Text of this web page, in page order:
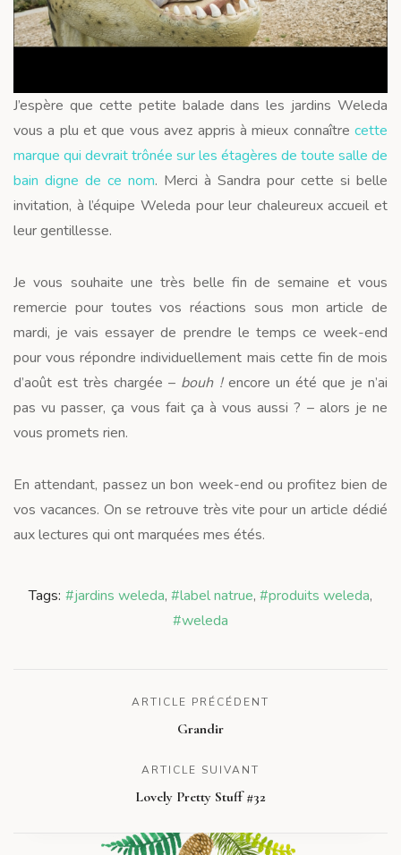
J’espère que cette petite balade dans les jardins Weleda
vous a plu et que vous avez appris à mieux connaître cette
marque qui devrait trônée sur les étagères de toute salle de
bain digne de ce nom. Merci à Sandra pour cette si belle
invitation, à l’équipe Weleda pour leur chaleureux accueil et
leur gentillesse.
Je vous souhaite une très belle fin de semaine et vous
remercie pour toutes vos réactions sous mon article de
mardi, je vais essayer de prendre le temps ce week-end
pour vous répondre individuellement mais cette fin de mois
d’août est très chargée – bouh !encore un été que je n’ai
pas vu passer, ça vous fait ça à vous aussi ? – alors je ne
vous promets rien.
En attendant, passez un bon week-end ou profitez bien de
vos vacances. On se retrouve très vite pour un article dédié
aux lectures qui ont marquées mes étés.
Tags: #jardins weleda, #label natrue, #produits weleda,
#weleda
ARTICLE PRÉCÉDENT
Grandir
ARTICLE SUIVANT
Lovely Pretty Stuff #32